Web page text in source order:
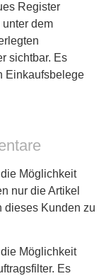
Register
dem
sichtbar. Es
Einkaufsbelege
Möglichkeit
nur die Artikel
dieses Kunden zu
Möglichkeit
Es